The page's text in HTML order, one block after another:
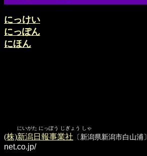
にっけい
にっぽん
にほん
にいがた にっぽう じぎょう しゃ
(株)新潟日報事業社 〔新潟県新潟市白山浦〕
net.co.jp/